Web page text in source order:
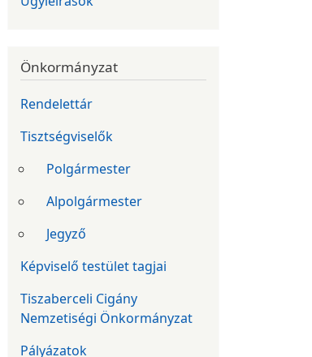
Önkormányzat
Rendelettár
Tisztségviselők
Polgármester
Alpolgármester
Jegyző
Képviselő testület tagjai
Tiszaberceli Cigány
Nemzetiségi Önkormányzat
Pályázatok